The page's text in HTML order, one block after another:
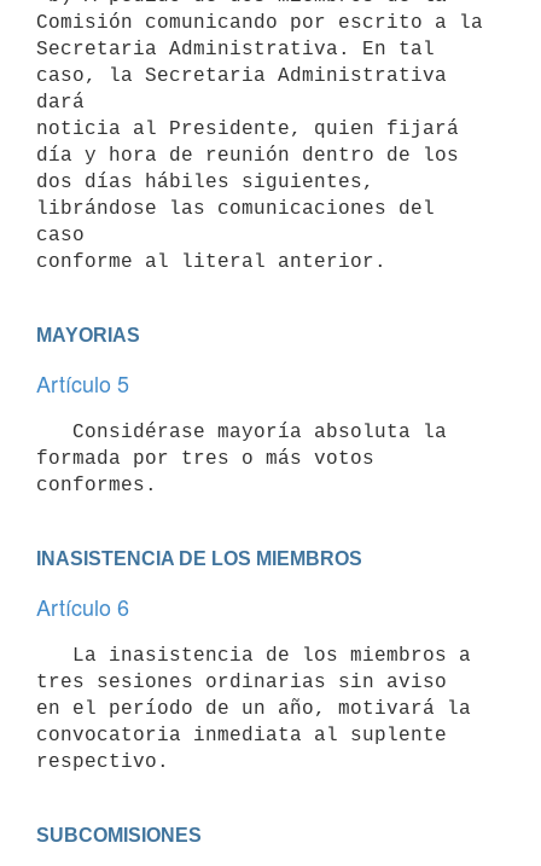
Comisión comunicando por escrito a la
Secretaria Administrativa. En tal
caso, la Secretaria Administrativa
dará
noticia al Presidente, quien fijará
día y hora de reunión dentro de los
dos días hábiles siguientes,
librándose las comunicaciones del
caso
MAYORIAS
Artículo 5
formada por tres o más votos
INASISTENCIA DE LOS MIEMBROS
Artículo 6
tres sesiones ordinarias sin aviso
en el período de un año, motivará la
convocatoria inmediata al suplente
SUBCOMISIONES